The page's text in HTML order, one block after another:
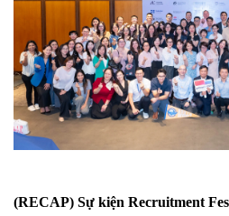
(RECAP) Sự kiện Recruitment